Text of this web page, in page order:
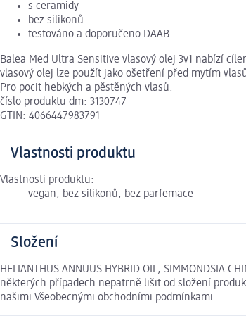
s ceramidy
bez silikonů
testováno a doporučeno DAAB
Balea Med Ultra Sensitive vlasový olej 3v1 nabízí
vlasový olej lze použít jako ošetření před mytím
Pro pocit hebkých a pěstěných vlasů.
číslo produktu dm: 3130747
GTIN: 4066447983791
Vlastnosti produktu
Vlastnosti produktu:
vegan, bez silikonů, bez parfemace
Složení
HELIANTHUS ANNUUS HYBRID OIL, SIMMONDSIA
některých případech nepatrně lišit od složení
našimi Všeobecnými obchodními podmínkami.